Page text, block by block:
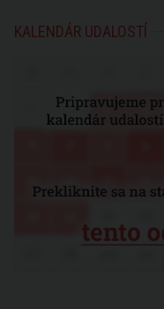
KALENDÁR UDALOSTÍ